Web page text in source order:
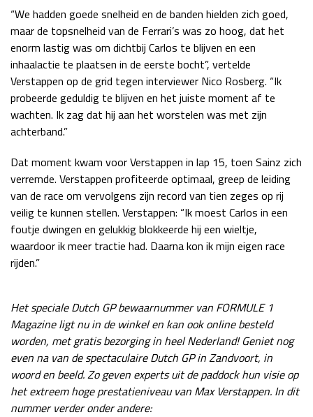
Kwalificatie
za 19:00 - 20:00
Race
zo 17:00 - 19:00
“We hadden goede snelheid en de banden hielden zich goed,
maar de topsnelheid van de Ferrari’s was zo hoog, dat het
enorm lastig was om dichtbij Carlos te blijven en een
inhaalactie te plaatsen in de eerste bocht”, vertelde
Verstappen op de grid tegen interviewer Nico Rosberg. “Ik
probeerde geduldig te blijven en het juiste moment af te
wachten. Ik zag dat hij aan het worstelen was met zijn
achterband.”
Dat moment kwam voor Verstappen in lap 15, toen Sainz zich
verremde. Verstappen profiteerde optimaal, greep de leiding
van de race om vervolgens zijn record van tien zeges op rij
veilig te kunnen stellen. Verstappen: “Ik moest Carlos in een
foutje dwingen en gelukkig blokkeerde hij een wieltje,
waardoor ik meer tractie had. Daarna kon ik mijn eigen race
rijden.”
Het speciale Dutch GP bewaarnummer van FORMULE 1
Magazine ligt nu in de winkel en kan ook online besteld
worden, met gratis bezorging in heel Nederland! Geniet nog
even na van de spectaculaire Dutch GP in Zandvoort, in
woord en beeld. Zo geven experts uit de paddock hun visie op
het extreem hoge prestatieniveau van Max Verstappen. In dit
nummer verder onder andere: